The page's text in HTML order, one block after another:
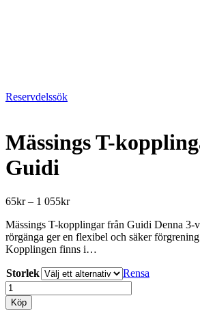
Reservdelssök
Mässings T-
Guidi
65kr – 1 055krPrisintervall:
till
1
055kr
Mässings T-kopplingar från Guidi Denna 3-
rörgänga ger en flexibel och säker
Kopplingen finns i…
Storlek
Rensa
Mässings
T-Köp